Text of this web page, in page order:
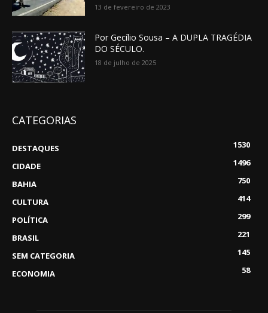
13 de fevereiro de 2023
Por Gecílio Sousa – A DUPLA TRAGÉDIA
DO SÉCULO.
18 de julho de 2025
CATEGORIAS
DESTAQUES
1530
CIDADE
1496
BAHIA
750
CULTURA
414
POLÍTICA
299
BRASIL
221
SEM CATEGORIA
145
ECONOMIA
58